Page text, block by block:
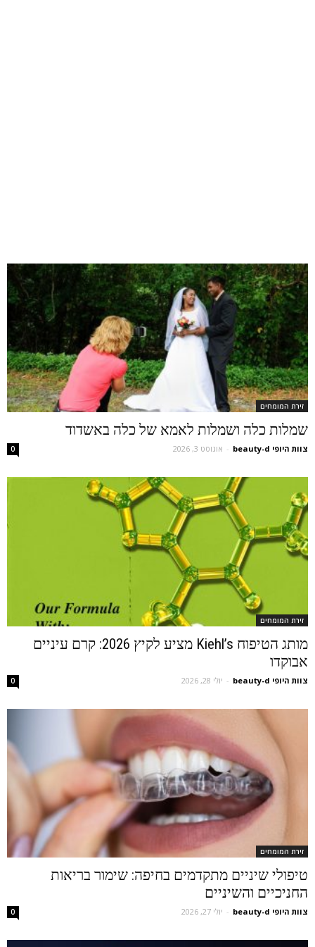
זירת המומחים
שמלות כלה ושמלות לאמא של כלה באשדוד
צוות היופי beauty-d - אוגוסט 3, 2026 0
זירת המומחים
מותג הטיפוח Kiehl’s מציע לקיץ 2026: קרם עיניים
אבוקדו
צוות היופי beauty-d - יולי 28, 2026 0
זירת המומחים
טיפולי שיניים מתקדמים בחיפה: שימור בריאות
החניכיים והשיניים
צוות היופי beauty-d - יולי 27, 2026 0